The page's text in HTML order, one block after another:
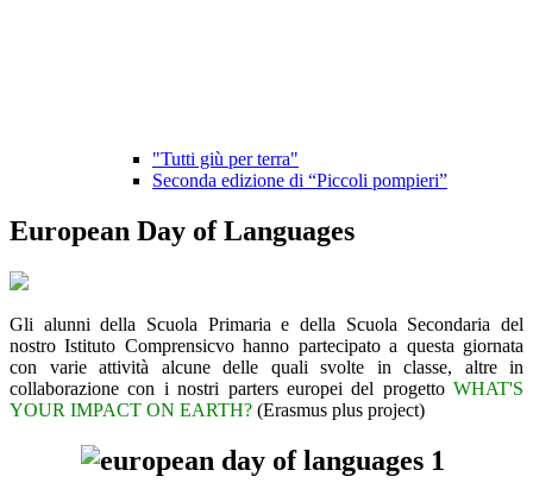
"Tutti giù per terra"
Seconda edizione di “Piccoli pompieri”
European Day of Languages
Gli alunni della Scuola Primaria e della Scuola Secondaria del
nostro Istituto Comprensicvo hanno partecipato a questa giornata
con varie attività alcune delle quali svolte in classe, altre in
collaborazione con i nostri parters europei del progetto WHAT'S
YOUR IMPACT ON EARTH? (Erasmus plus project)